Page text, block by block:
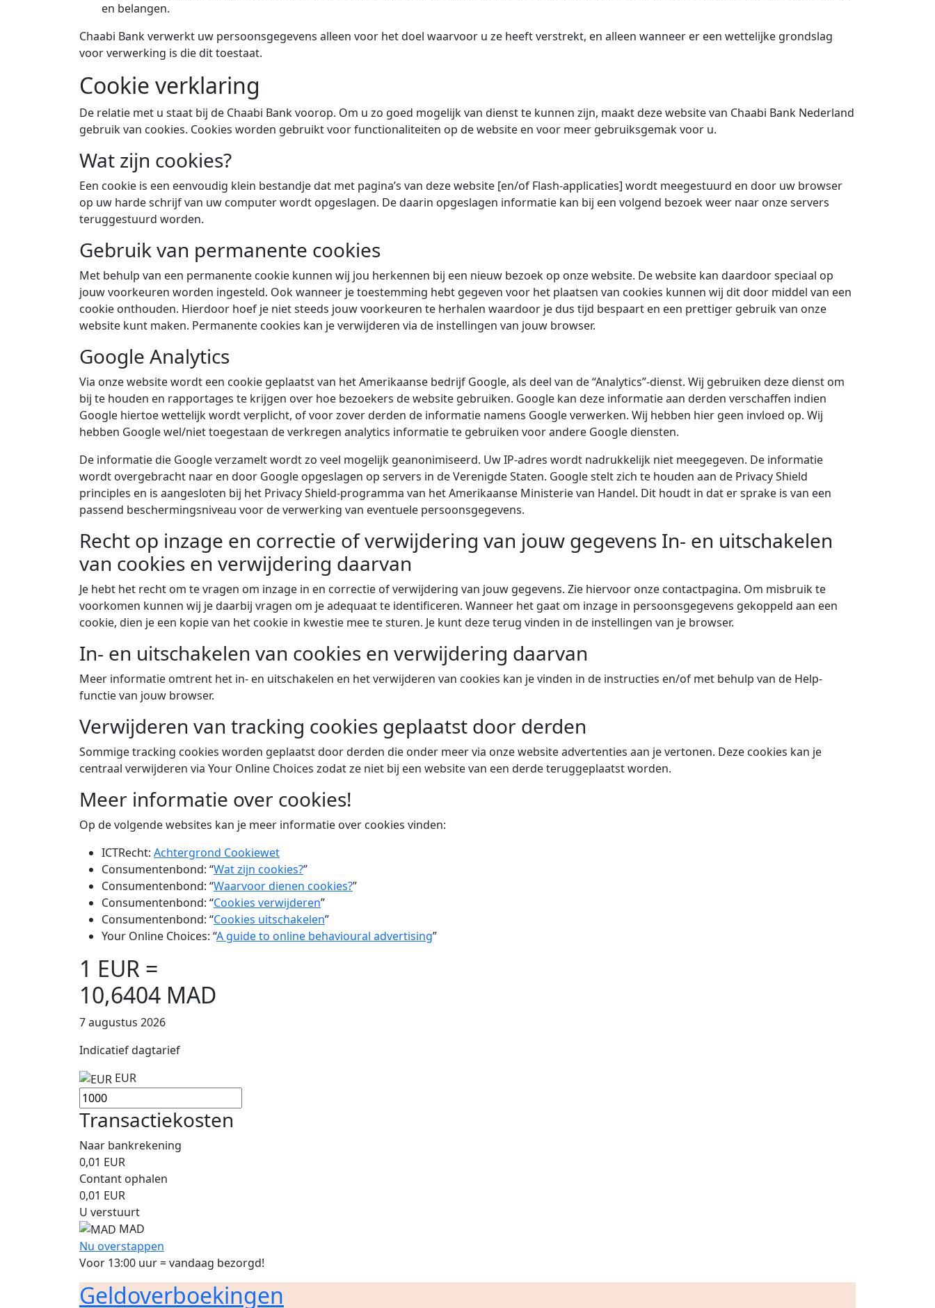
en belangen.
Chaabi Bank verwerkt uw persoonsgegevens alleen voor het doel waarvoor u ze heeft verstrekt, en alleen wanneer er een wettelijke grondslag
voor verwerking is die dit toestaat.
Cookie verklaring
De relatie met u staat bij de Chaabi Bank voorop. Om u zo goed mogelijk van dienst te kunnen zijn, maakt deze website van Chaabi Bank Nederland
gebruik van cookies. Cookies worden gebruikt voor functionaliteiten op de website en voor meer gebruiksgemak voor u.
Wat zijn cookies?
Een cookie is een eenvoudig klein bestandje dat met pagina’s van deze website [en/of Flash-applicaties] wordt meegestuurd en door uw browser
op uw harde schrijf van uw computer wordt opgeslagen. De daarin opgeslagen informatie kan bij een volgend bezoek weer naar onze servers
teruggestuurd worden.
Gebruik van permanente cookies
Met behulp van een permanente cookie kunnen wij jou herkennen bij een nieuw bezoek op onze website. De website kan daardoor speciaal op
jouw voorkeuren worden ingesteld. Ook wanneer je toestemming hebt gegeven voor het plaatsen van cookies kunnen wij dit door middel van een
cookie onthouden. Hierdoor hoef je niet steeds jouw voorkeuren te herhalen waardoor je dus tijd bespaart en een prettiger gebruik van onze
website kunt maken. Permanente cookies kan je verwijderen via de instellingen van jouw browser.
Google Analytics
Via onze website wordt een cookie geplaatst van het Amerikaanse bedrijf Google, als deel van de “Analytics”-dienst. Wij gebruiken deze dienst om
bij te houden en rapportages te krijgen over hoe bezoekers de website gebruiken. Google kan deze informatie aan derden verschaffen indien
Google hiertoe wettelijk wordt verplicht, of voor zover derden de informatie namens Google verwerken. Wij hebben hier geen invloed op. Wij
hebben Google wel/niet toegestaan de verkregen analytics informatie te gebruiken voor andere Google diensten.
De informatie die Google verzamelt wordt zo veel mogelijk geanonimiseerd. Uw IP-adres wordt nadrukkelijk niet meegegeven. De informatie
wordt overgebracht naar en door Google opgeslagen op servers in de Verenigde Staten. Google stelt zich te houden aan de Privacy Shield
principles en is aangesloten bij het Privacy Shield-programma van het Amerikaanse Ministerie van Handel. Dit houdt in dat er sprake is van een
passend beschermingsniveau voor de verwerking van eventuele persoonsgegevens.
Recht op inzage en correctie of verwijdering van jouw gegevens In- en uitschakelen
van cookies en verwijdering daarvan
Je hebt het recht om te vragen om inzage in en correctie of verwijdering van jouw gegevens. Zie hiervoor onze contactpagina. Om misbruik te
voorkomen kunnen wij je daarbij vragen om je adequaat te identificeren. Wanneer het gaat om inzage in persoonsgegevens gekoppeld aan een
cookie, dien je een kopie van het cookie in kwestie mee te sturen. Je kunt deze terug vinden in de instellingen van je browser.
In- en uitschakelen van cookies en verwijdering daarvan
Meer informatie omtrent het in- en uitschakelen en het verwijderen van cookies kan je vinden in de instructies en/of met behulp van de Help-
functie van jouw browser.
Verwijderen van tracking cookies geplaatst door derden
Sommige tracking cookies worden geplaatst door derden die onder meer via onze website advertenties aan je vertonen. Deze cookies kan je
centraal verwijderen via Your Online Choices zodat ze niet bij een website van een derde teruggeplaatst worden.
Meer informatie over cookies!
Op de volgende websites kan je meer informatie over cookies vinden:
ICTRecht: Achtergrond Cookiewet
Consumentenbond: “Wat zijn cookies?”
Consumentenbond: “Waarvoor dienen cookies?”
Consumentenbond: “Cookies verwijderen”
Consumentenbond: “Cookies uitschakelen”
Your Online Choices: “A guide to online behavioural advertising”
1 EUR =
10,6404 MAD
7 augustus 2026
Indicatief dagtarief
EUR
Transactiekosten
Naar bankrekening
0,01 EUR
Contant ophalen
0,01 EUR
U verstuurt
MAD
Nu overstappen
Voor 13:00 uur = vandaag bezorgd!
Geldoverboekingen